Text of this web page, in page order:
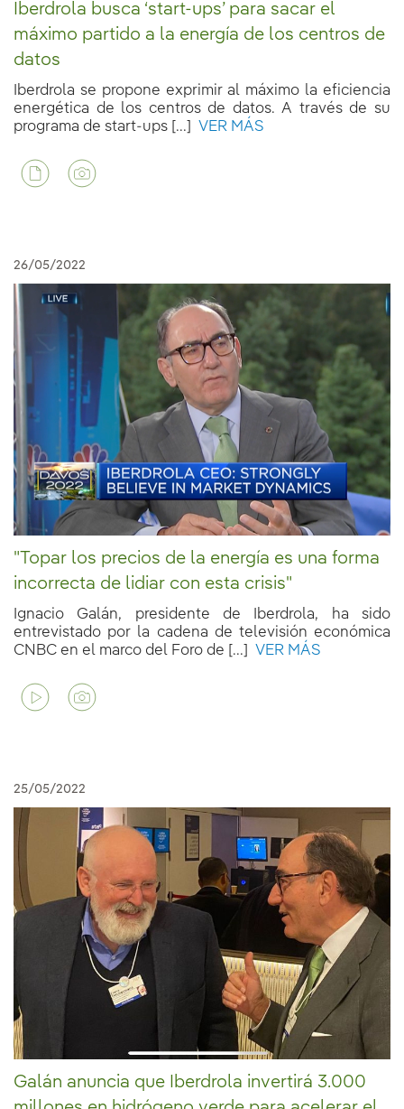
Iberdrola busca ‘start-ups’ para sacar el
máximo partido a la energía de los centros de
datos
Iberdrola se propone exprimir al máximo la eficiencia
energética de los centros de datos. A través de su
programa de start-ups [...]
VER MÁS
26/05/2022
"Topar los precios de la energía es una forma
incorrecta de lidiar con esta crisis"
Ignacio Galán, presidente de Iberdrola, ha sido
entrevistado por la cadena de televisión económica
CNBC en el marco del Foro de [...]
VER MÁS
25/05/2022
Galán anuncia que Iberdrola invertirá 3.000